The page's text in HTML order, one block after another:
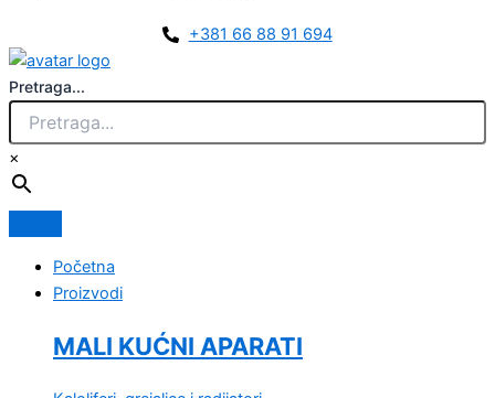
+381 66 88 91 694
Pretraga...
×
Početna
Proizvodi
MALI KUĆNI APARATI